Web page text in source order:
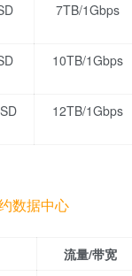
7TB/1Gbps
10TB/1Gbps
12TB/1Gbps
数据中心
流量/带宽